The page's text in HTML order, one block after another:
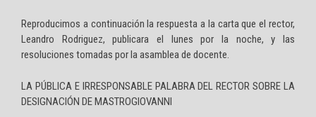
Reproducimos a continuación la respuesta a la carta que el rector,
Leandro Rodriguez, publicara el lunes por la noche, y las
resoluciones tomadas por la asamblea de docente.
LA PÚBLICA E IRRESPONSABLE PALABRA DEL RECTOR SOBRE LA
DESIGNACIÓN DE MASTROGIOVANNI